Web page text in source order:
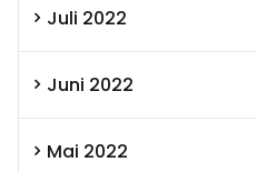
Juli 2022
Juni 2022
Mai 2022